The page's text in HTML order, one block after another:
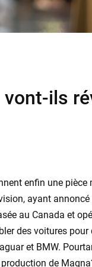
ils
enfin une
ayant
au Canada et
des voitures
et BMW.
de